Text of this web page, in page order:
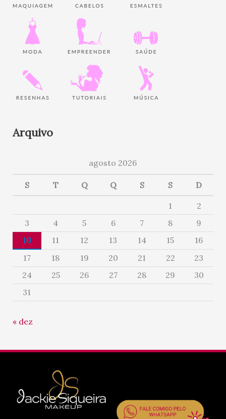
Arquivo
agosto 2026
S T Q Q S S D
1
2
3
4 5 6 7 8
9
10
11 12 13 14 15
16
17
18 19 20 21 22
23
24
25 26 27 28 29
30
31
« dez